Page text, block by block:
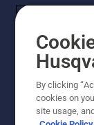
©
Husqvarna
aderenti
all’ 8,1% e
By clicking
cookies on
site usage,